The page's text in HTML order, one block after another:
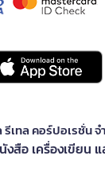
รีเทล คอร์ปอเรชั่น
สือ เครื่องเขียน